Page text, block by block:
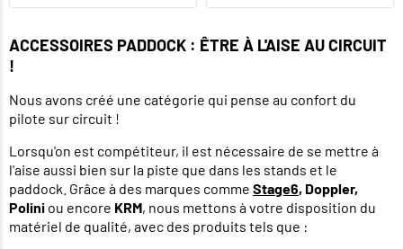
ACCESSOIRES PADDOCK : ÊTRE À L'AISE AU CIRCUIT
!
Nous avons créé une catégorie qui pense au confort du
pilote sur circuit !
Lorsqu'on est compétiteur, il est nécessaire de se mettre à
l'aise aussi bien sur la piste que dans les stands et le
paddock. Grâce à des marques comme Stage6, Doppler,
Polini ou encore KRM, nous mettons à votre disposition du
matériel de qualité, avec des produits tels que :